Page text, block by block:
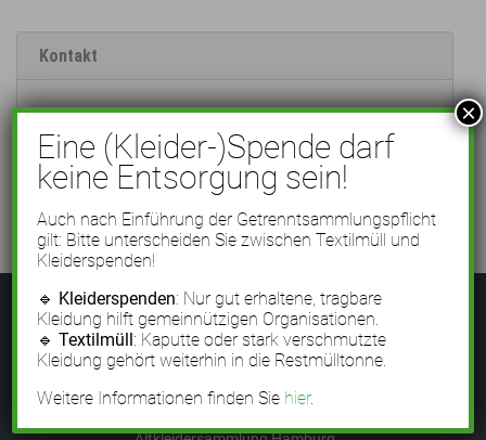
Kontakt
https://www.kab-fulda.de/ueber-uns/main-
kinzig/
Sammlungen in
Altkleidersammlung München
Eine (Kleider-)Spende darf
keine Entsorgung sein!
Auch nach Einführung der Getrenntsammlungspflicht
gilt: Bitte unterscheiden Sie zwischen Textilmüll und
Kleiderspenden!
🔹 Kleiderspenden: Nur gut erhaltene, tragbare
Kleidung hilft gemeinnützigen Organisationen.
🔹Textilmüll: Kaputte oder stark verschmutzte
Kleidung gehört weiterhin in die Restmülltonne.
Weitere Informationen finden Sie hier.
×